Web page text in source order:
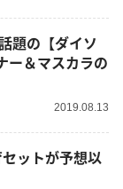
題の【ダイソ
ー＆マスカラの
2019.08.13
セットが予想以